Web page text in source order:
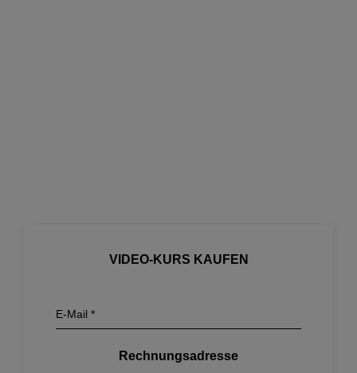
VIDEO-KURS KAUFEN
Rechnungsadresse